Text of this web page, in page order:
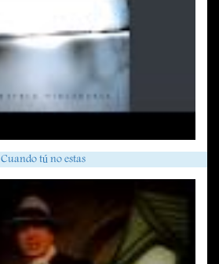
Cuando tú no estas